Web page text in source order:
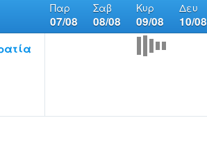
Παρ
07/08
Σαβ
08/08
Κυρ
09/08
Δευ
10/08